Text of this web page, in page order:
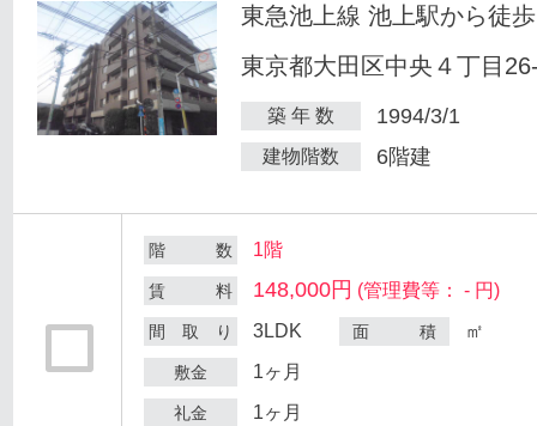
東急池上線 池上駅から徒
東京都大田区中央４丁目
築 年 数 1994/3/1
建物階数 6階建
階 数 1階
賃 料 148,000円 (管理費等： - 円)
間 取 り 3LDK 面 積 ㎡
敷金 1ヶ月
礼金 1ヶ月